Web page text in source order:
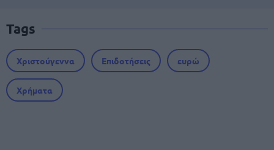
Tags
Χριστούγεννα Επιδοτήσεις ευρώ
Χρήματα